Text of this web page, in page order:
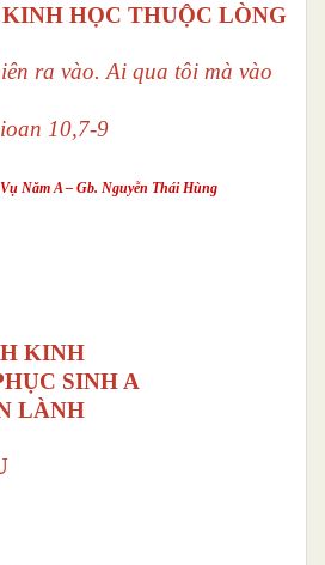
HỌC THUỘC LÒNG
ra vào. Ai qua tôi mà vào
10,7-9
Năm A – Gb. Nguyễn Thái Hùng
KINH
SINH A
LÀNH